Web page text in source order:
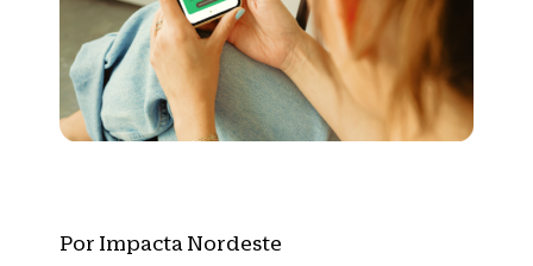
Por Impacta Nordeste